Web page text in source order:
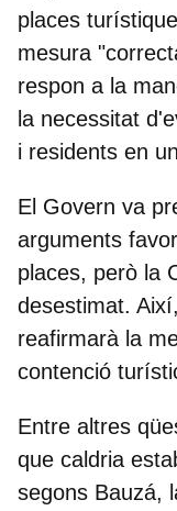
places
mesura
respon a la
la necessitat
i residents en
El Govern va
arguments
places, però la
desestimat.
reafirmarà la
contenció
Entre altres
que caldria
segons Bauzá,